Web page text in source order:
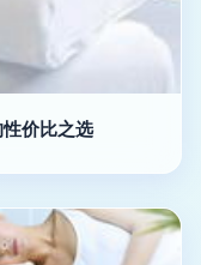
价比之选